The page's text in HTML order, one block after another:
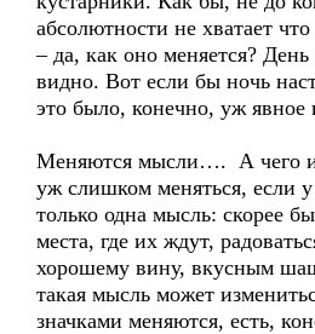
абсолютности не хватает
– да, как оно меняется?
видно. Вот если бы ночь
это было, конечно, уж явное
Меняются мысли…. А чего
уж слишком меняться, если
только одна мысль: скорее
места, где их ждут,
хорошему вину, вкусным
такая мысль может
значками меняются, есть,